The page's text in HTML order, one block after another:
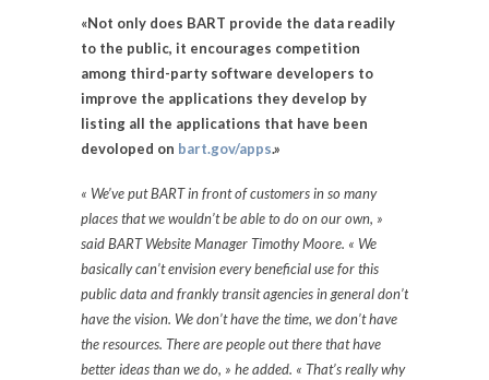
«Not only does BART provide the data readily
to the public, it encourages competition
among third-party software developers to
improve the applications they develop by
listing all the applications that have been
devoloped on bart.gov/apps.»
« We’ve put BART in front of customers in so many
places that we wouldn’t be able to do on our own, »
said BART Website Manager Timothy Moore. « We
basically can’t envision every beneficial use for this
public data and frankly transit agencies in general don’t
have the vision. We don’t have the time, we don’t have
the resources. There are people out there that have
better ideas than we do, » he added. « That’s really why